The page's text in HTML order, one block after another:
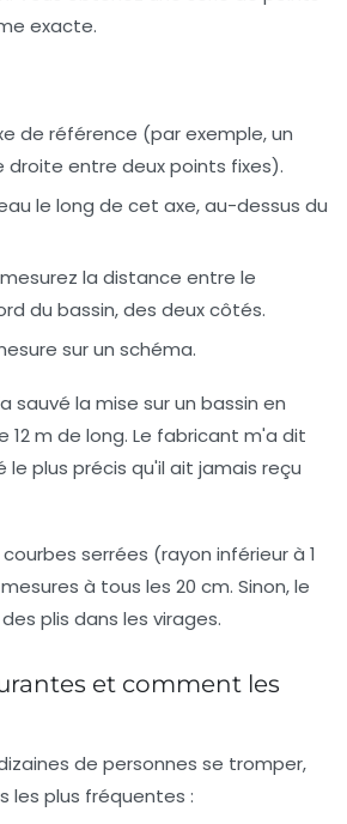
exacte.
de référence (par exemple, un
droite entre deux points fixes).
le long de cet axe, au-dessus du
la distance entre le
du bassin, des deux côtés.
sur un schéma.
la mise sur un bassin en
12 m de long. Le fabricant m'a dit
plus précis qu'il ait jamais reçu
serrées (rayon inférieur à 1
à tous les 20 cm. Sinon, le
plis dans les virages.
et comment les
de personnes se tromper,
les plus fréquentes :